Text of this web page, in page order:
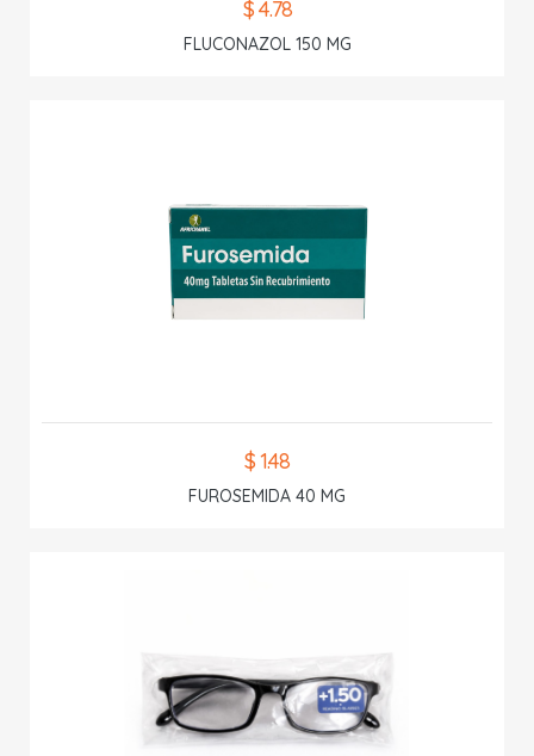
$ 4.78
FLUCONAZOL 150 MG
$ 1.48
FUROSEMIDA 40 MG